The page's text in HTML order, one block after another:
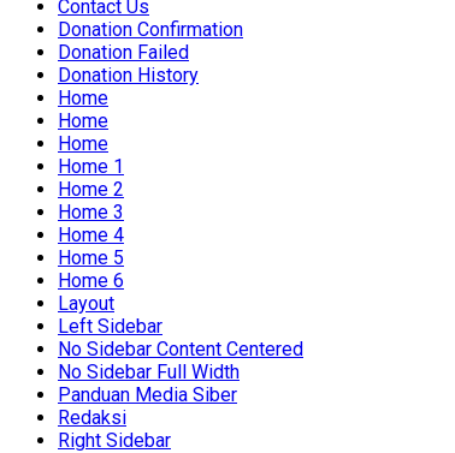
Contact Us
Donation Confirmation
Donation Failed
Donation History
Home
Home
Home
Home 1
Home 2
Home 3
Home 4
Home 5
Home 6
Layout
Left Sidebar
No Sidebar Content Centered
No Sidebar Full Width
Panduan Media Siber
Redaksi
Right Sidebar